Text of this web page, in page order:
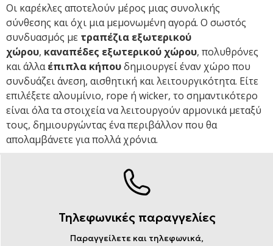
Οι καρέκλες αποτελούν μέρος μιας συνολικής
σύνθεσης και όχι μια μεμονωμένη αγορά. Ο σωστός
συνδυασμός με τραπέζια εξωτερικού
χώρου, καναπέδες εξωτερικού χώρου, πολυθρόνες
και άλλαέπιπλα κήπουδημιουργεί έναν χώρο που
συνδυάζει άνεση, αισθητική και λειτουργικότητα. Είτε
επιλέξετε αλουμίνιο, rope ή wicker, το σημαντικότερο
είναι όλα τα στοιχεία να λειτουργούν αρμονικά μεταξύ
τους, δημιουργώντας ένα περιβάλλον που θα
απολαμβάνετε για πολλά χρόνια.
Τηλεφωνικές παραγγελίες
Παραγγείλετε και τηλεφωνικά,